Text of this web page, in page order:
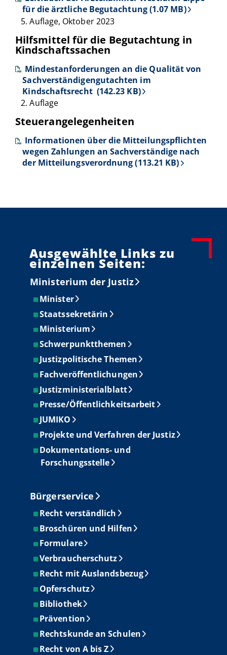
für die ärztliche Begutachtung (1.07 MB)
5. Auflage, Oktober 2023
Hilfsmittel für die Begutachtung in
Kindschaftssachen
Mindestanforderungen an die Qualität von
Sachverständigengutachten im
Kindschaftsrecht (142.23 KB)
2. Auflage
Steuerangelegenheiten
Informationen über die Mitteilungspflichten
wegen Zahlungen an Sachverständige nach
der Mitteilungsverordnung (113.21 KB)
Ausgewählte Links zu
einzelnen Seiten:
Ministerium der Justiz
Minister
Staatssekretärin
Ministerium
Schwerpunktthemen
Justizpolitische Themen
Fachveröffentlichungen
Justizministerialblatt
Presse/Öffentlichkeitsarbeit
JUMIKO
Projekte und Verfahren der Justiz
Dokumentations- und
Forschungsstelle
Bürgerservice
Recht verständlich
Broschüren und Hilfen
Formulare
Verbraucherschutz
Recht mit Auslandsbezug
Opferschutz
Bibliothek
Prävention
Rechtskunde an Schulen
Recht von A bis Z